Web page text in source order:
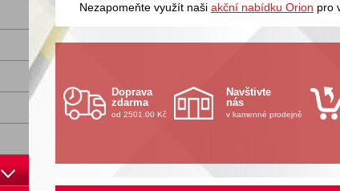
Nezapomeňte využít naši akční nabídku Orion pro
Doprava
zdarma
od 2501.00 Kč
Navštivte
nás
v kamenné prodejně